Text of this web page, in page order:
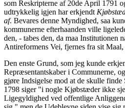
som Reskripterne af 20de April 1791
udtrykkelig igjen har erkjendt
af. Bevares denne Myndighed, saa
kommunerne efterhaanden ville
den, - tabes den, da maa Institutionen
Antireformens Vei, fjernes fra sit
Den enste Grund, som jeg kunde
Repræsentantskaber i Communerne,
gjøre Indsigelse mod at de skulle finde
1798 siger "i nogle Kjøbstæder ikke
Ligegyldighed ved offentlige